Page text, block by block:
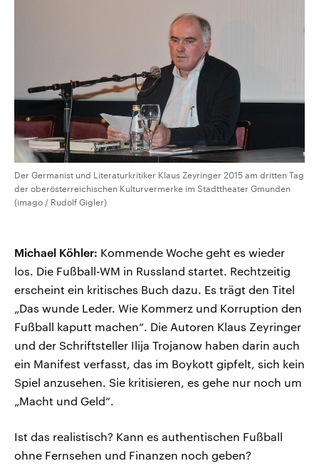
Der Germanist und Literaturkritiker Klaus Zeyringer 2015 am dritten Tag
der oberösterreichischen Kulturvermerke im Stadttheater Gmunden
(imago / Rudolf Gigler)
Michael Köhler: Kommende Woche geht es wieder
los. Die Fußball-WM in Russland startet. Rechtzeitig
erscheint ein kritisches Buch dazu. Es trägt den Titel
„Das wunde Leder. Wie Kommerz und Korruption den
Fußball kaputt machen“. Die Autoren Klaus Zeyringer
und der Schriftsteller Ilija Trojanow haben darin auch
ein Manifest verfasst, das im Boykott gipfelt, sich kein
Spiel anzusehen. Sie kritisieren, es gehe nur noch um
„Macht und Geld“.
Ist das realistisch? Kann es authentischen Fußball
ohne Fernsehen und Finanzen noch geben?